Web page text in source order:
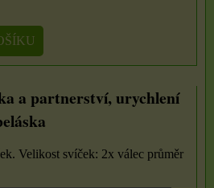
a partnerství, urychlení
Velikost svíček: 2x válec průměr